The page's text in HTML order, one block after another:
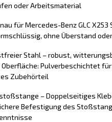
oder Arbeitsmaterial
für Mercedes-Benz GLC X253
ohne Überstand
Stahl – robust,
Pulverbeschichtet
Zubehörteil
– Doppelseitiges
Befestigung des